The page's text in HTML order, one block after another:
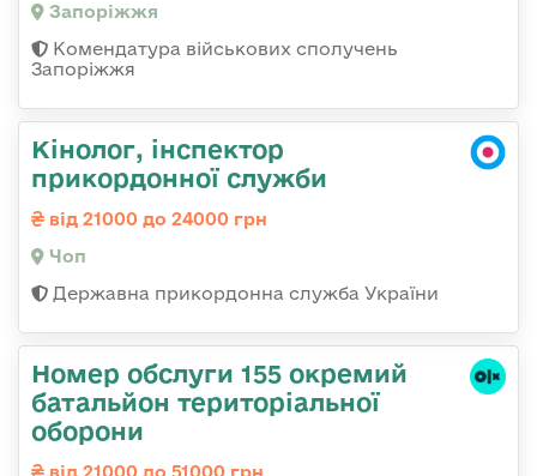
Запоріжжя
Комендатура військових сполучень
Запоріжжя
Кінолог, інспектор
прикордонної служби
від 21000 до 24000 грн
Чоп
Державна прикордонна служба України
Номер обслуги 155 окремий
батальйон територіальної
оборони
від 21000 до 51000 грн